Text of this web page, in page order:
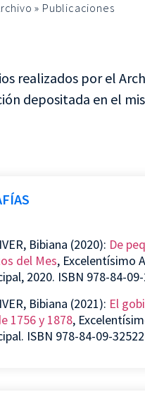
» Publicaciones
realizados por el
depositada en el
Bibiana (2020): De
del Mes, Excelentísimo
2020. ISBN 978-84-
Bibiana (2021): El
1756 y 1878,
ISBN 978-84-09-